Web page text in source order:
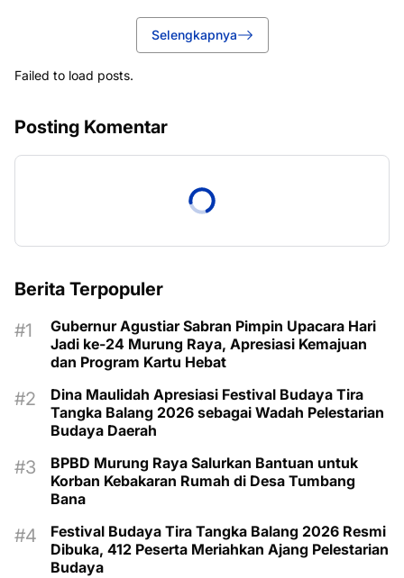
Selengkapnya
Failed to load posts.
Posting Komentar
Berita Terpopuler
Gubernur Agustiar Sabran Pimpin Upacara Hari
Jadi ke-24 Murung Raya, Apresiasi Kemajuan
dan Program Kartu Hebat
Dina Maulidah Apresiasi Festival Budaya Tira
Tangka Balang 2026 sebagai Wadah Pelestarian
Budaya Daerah
BPBD Murung Raya Salurkan Bantuan untuk
Korban Kebakaran Rumah di Desa Tumbang
Bana
Festival Budaya Tira Tangka Balang 2026 Resmi
Dibuka, 412 Peserta Meriahkan Ajang Pelestarian
Budaya